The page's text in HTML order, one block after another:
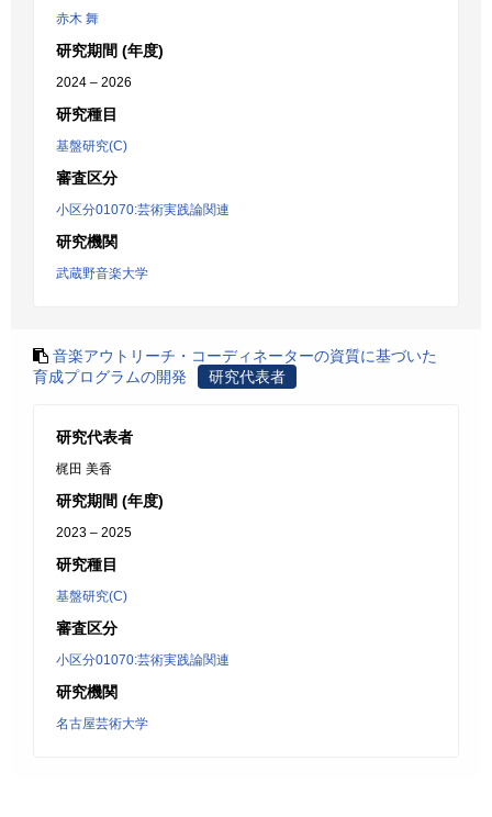
赤木 舞
研究期間 (年度)
2024 – 2026
研究種目
基盤研究(C)
審査区分
小区分01070:芸術実践論関連
研究機関
武蔵野音楽大学
音楽アウトリーチ・コーディネーターの資質に基づいた
育成プログラムの開発
研究代表者
研究代表者
梶田 美香
研究期間 (年度)
2023 – 2025
研究種目
基盤研究(C)
審査区分
小区分01070:芸術実践論関連
研究機関
名古屋芸術大学